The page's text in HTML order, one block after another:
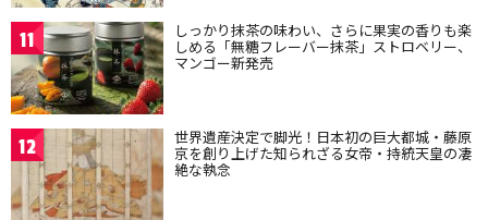
11 しっかり抹茶の味わい、さらに果実の香りも楽
しめる「無糖フレーバー抹茶」ストロベリー、
マンゴー新発売
12 世界遺産決定で脚光！日本初の巨大都城・藤原
京を創り上げた知られざる女帝・持統天皇の凄
絶な執念